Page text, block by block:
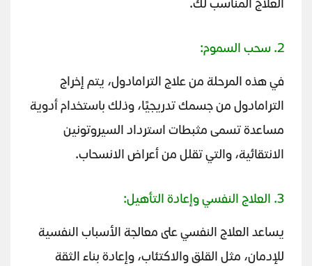
العلاج المناسب لك.
2. سحب السموم:
في هذه المرحلة من علاج الترامادول، يتم إخراج
الترامادول من جسمك تدريجيًا، وذلك باستخدام أدوية
مساعدة تسمى مثبطات استرداد السيروتونين
الانتقائية، والتي تقلل من أعراض الانسحاب.
3. العلاج النفسي وإعادة التأهيل:
يساعد العلاج النفسي على معالجة الأسباب النفسية
للإدمان، مثل القلق والاكتئاب، وإعادة بناء الثقة